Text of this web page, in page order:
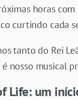
horas
curtindo cada
tanto do Rei
nosso musical
Life: um